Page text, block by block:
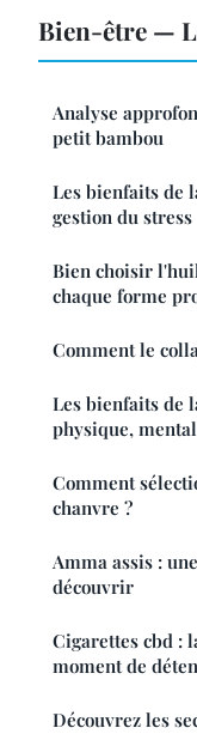
Bien-être —
Analyse
petit bambou
Les bienfaits de
gestion du stress
Bien choisir
chaque forme
Comment le
Les bienfaits de
physique,
Comment
chanvre ?
Amma assis :
découvrir
Cigarettes cbd :
moment de
Découvrez les